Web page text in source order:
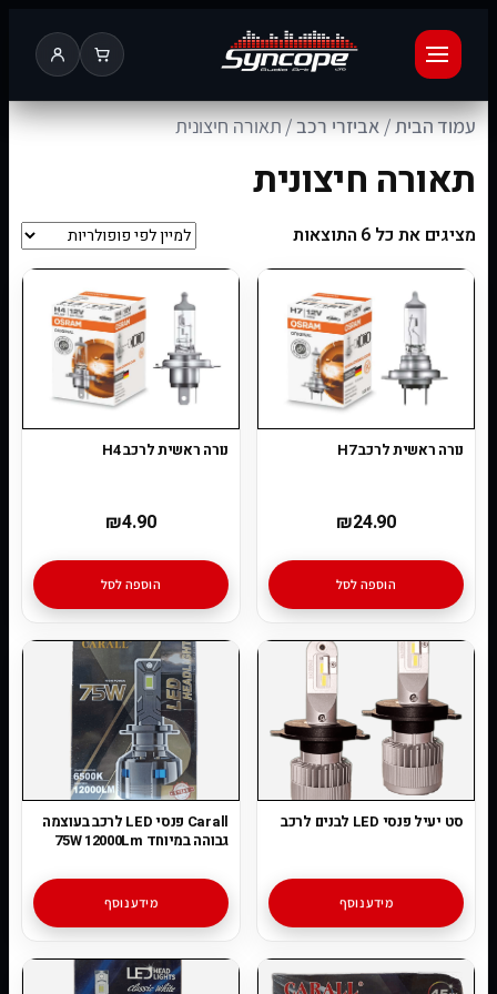
עמוד הבית/אביזרי רכב/ תאורה חיצונית
תאורה חיצונית
מציגים את כל ⁦6⁩ התוצאות
נורה ראשית לרכב H7
₪24.90
הוספה לסל
נורה ראשית לרכב H4
₪4.90
הוספה לסל
סט יעיל פנסי LED לבנים לרכב
מידע נוסף
Carall פנסי LED לרכב בעוצמה
גבוהה במיוחד 75W 12000Lm
מידע נוסף